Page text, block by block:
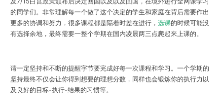
的同学们。非常理解每一个做了这个决定的学生和家庭在背后需要作出
更多的协调和努力，很多课程都是隔着时差在进行， 选课的时候可能没
有选择余地，最终需要一整个学期在国内凌晨两三点爬起来上课的。
请一定坚持和不断的提醒字节要完成好每一次课程和学习。一个学期的
坚持最终不仅会让你得到想要的理想分数，同样也会锻炼你的执行力以
及良好的目标-执行-结果的习惯等。